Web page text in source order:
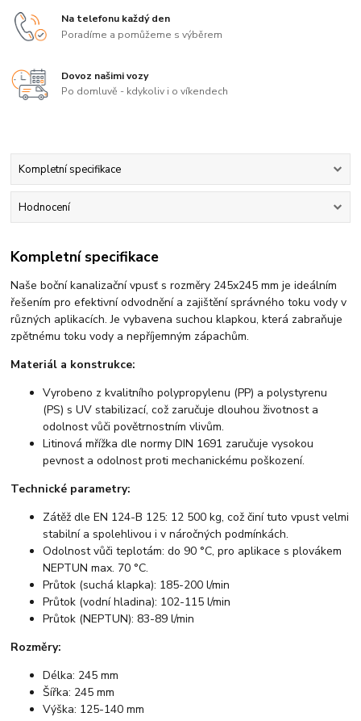
Na telefonu každý den
Poradíme a pomůžeme s výběrem
Dovoz našimi vozy
Po domluvě - kdykoliv i o víkendech
Kompletní specifikace
Hodnocení
Kompletní specifikace
Naše boční kanalizační vpusť s rozměry 245x245 mm je ideálním
řešením pro efektivní odvodnění a zajištění správného toku vody v
různých aplikacích. Je vybavena suchou klapkou, která zabraňuje
zpětnému toku vody a nepříjemným zápachům.
Materiál a konstrukce:
Vyrobeno z kvalitního polypropylenu (PP) a polystyrenu
(PS) s UV stabilizací, což zaručuje dlouhou životnost a
odolnost vůči povětrnostním vlivům.
Litinová mřížka dle normy DIN 1691 zaručuje vysokou
pevnost a odolnost proti mechanickému poškození.
Technické parametry:
Zátěž dle EN 124-B 125: 12 500 kg, což činí tuto vpust velmi
stabilní a spolehlivou i v náročných podmínkách.
Odolnost vůči teplotám: do 90 °C, pro aplikace s plovákem
NEPTUN max. 70 °C.
Průtok (suchá klapka): 185-200 l/min
Průtok (vodní hladina): 102-115 l/min
Průtok (NEPTUN): 83-89 l/min
Rozměry:
Délka: 245 mm
Šířka: 245 mm
Výška: 125-140 mm